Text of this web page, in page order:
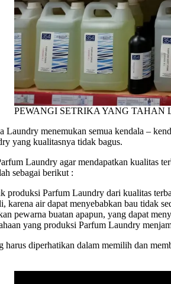
PEWANGI SETRIKA YANG TAHAN
Laundry menemukan semua kendala –
yang kualitasnya tidak bagus.
Laundry agar mendapatkan kualitas
sebagai berikut :
produksi Parfum Laundry dari kualitas
karena air dapat menyebabkan bau tidak
pewarna buatan apapun, yang dapat
yang produksi Parfum Laundry
harus diperhatikan dalam memilih dan